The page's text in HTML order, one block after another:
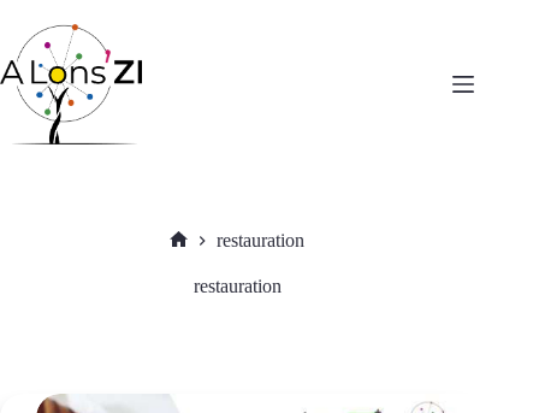
contenu
restauration
restauration